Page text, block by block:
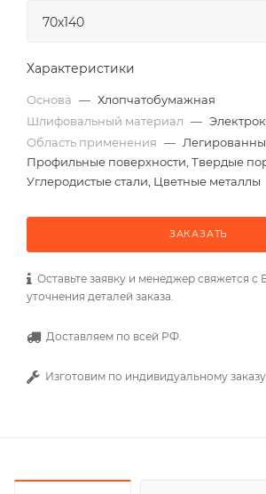
Характеристики
Основа — Хлопчатобумажная
Шлифовальный материал —
Область применения —
Профильные поверхности, Твердые
Углеродистые стали, Цветные металлы
ЗАКАЗАТЬ
Оставьте заявку и менеджер свяжется с
уточнения деталей заказа.
Доставляем по всей РФ.
Изготовим по индивидуальному заказу.